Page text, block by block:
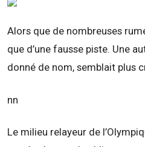
Alors que de nombreuses
que d’une fausse piste. Une
donné de nom, semblait plus
nn
Le milieu relayeur de